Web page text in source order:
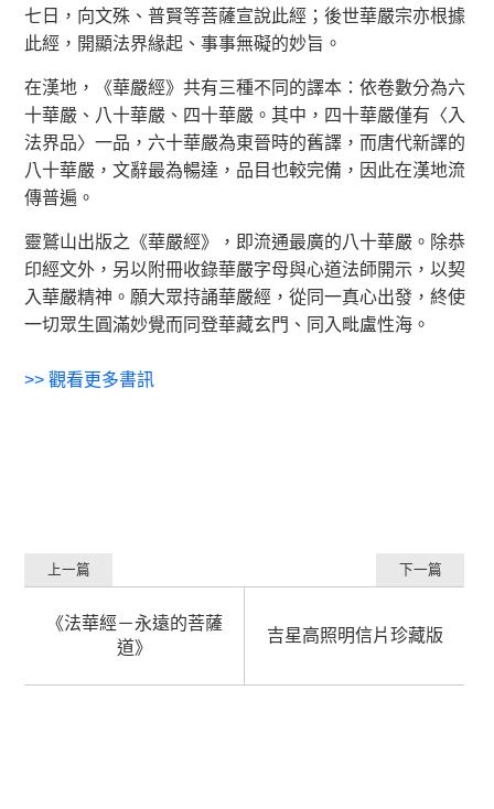
七日，向文殊、普賢等菩薩宣說此經；後世華嚴宗亦根據
此經，開顯法界緣起、事事無礙的妙旨。
在漢地，《華嚴經》共有三種不同的譯本：依卷數分為六
十華嚴、八十華嚴、四十華嚴。其中，四十華嚴僅有〈入
法界品〉一品，六十華嚴為東晉時的舊譯，而唐代新譯的
八十華嚴，文辭最為暢達，品目也較完備，因此在漢地流
傳普遍。
靈鷲山出版之《華嚴經》，即流通最廣的八十華嚴。除恭
印經文外，另以附冊收錄華嚴字母與心道法師開示，以契
入華嚴精神。願大眾持誦華嚴經，從同一真心出發，終使
一切眾生圓滿妙覺而同登華藏玄門、同入毗盧性海。
>> 觀看更多書訊
《法華經－永遠的菩薩
道》
上一篇
吉星高照明信片珍藏版
下一篇